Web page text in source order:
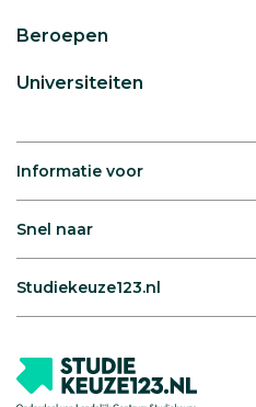
Beroepen
Universiteiten
Informatie voor
Snel naar
Studiekeuze123.nl